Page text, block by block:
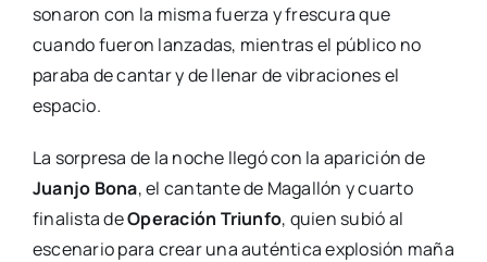
sonaron con la misma fuerza y frescura que
cuando fueron lanzadas, mientras el público no
paraba de cantar y de llenar de vibraciones el
espacio.
La sorpresa de la noche llegó con la aparición de
Juanjo Bona, el cantante de Magallón y cuarto
finalista deOperación Triunfo, quien subió al
escenario para crear una auténtica explosión maña